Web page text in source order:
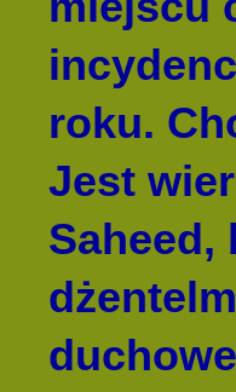
roku.
Jest
Saheed,